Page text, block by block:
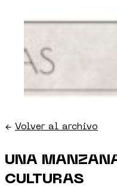
← Volver al archivo
UNA
CULTURAS